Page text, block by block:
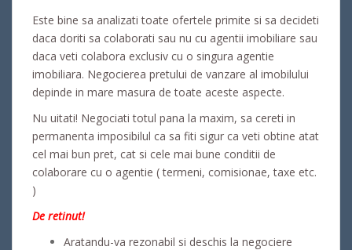
Este bine sa analizati toate ofertele primite si sa decideti
daca doriti sa colaborati sau nu cu agentii imobiliare sau
daca veti colabora exclusiv cu o singura agentie
imobiliara. Negocierea pretului de vanzare al imobilului
depinde in mare masura de toate aceste aspecte.
Nu uitati! Negociati totul pana la maxim, sa cereti in
permanenta imposibilul ca sa fiti sigur ca veti obtine atat
cel mai bun pret, cat si cele mai bune conditii de
colaborare cu o agentie ( termeni, comisionae, taxe etc.
)
De retinut!
Aratandu-va rezonabil si deschis la negociere